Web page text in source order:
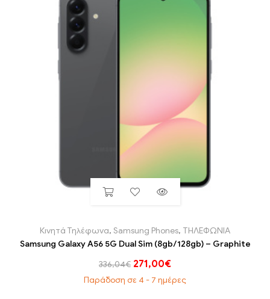
Κινητά Τηλέφωνα, Samsung Phones, ΤΗΛΕΦΩΝΙΑ
Samsung Galaxy A56 5G Dual Sim (8gb/128gb) – Graphite
336,04€ 271,00€
Παράδοση σε 4 - 7 ημέρες